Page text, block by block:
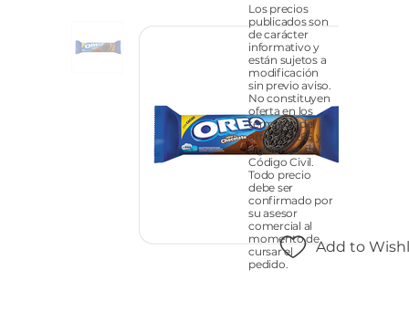
Add to
Los precios
publicados son
de carácter
informativo y
están sujetos a
modificación
sin previo aviso.
No constituyen
oferta en los
términos del
artículo 1265 y
siguientes del
Código Civil.
Todo precio
debe ser
confirmado por
su asesor
comercial al
momento de
cursar el
pedido.